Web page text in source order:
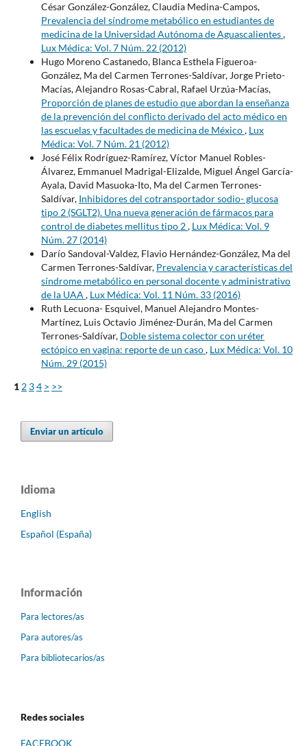
César González-González, Claudia Medina-Campos,
Prevalencia del síndrome metabólico en estudiantes de
medicina de la Universidad Autónoma de Aguascalientes,
Lux Médica: Vol. 7 Núm. 22 (2012)
Hugo Moreno Castanedo, Blanca Esthela Figueroa-
González, Ma del Carmen Terrones-Saldívar, Jorge Prieto-
Macías, Alejandro Rosas-Cabral, Rafael Urzúa-Macías,
Proporción de planes de estudio que abordan la enseñanza
de la prevención del conflicto derivado del acto médico en
las escuelas y facultades de medicina de México, Lux
Médica: Vol. 7 Núm. 21 (2012)
José Félix Rodríguez-Ramírez, Víctor Manuel Robles-
Álvarez, Emmanuel Madrigal-Elizalde, Miguel Ángel García-
Ayala, David Masuoka-Ito, Ma del Carmen Terrones-
Saldívar, Inhibidores del cotransportador sodio- glucosa
tipo 2 (SGLT2). Una nueva generación de fármacos para
control de diabetes mellitus tipo 2, Lux Médica: Vol. 9
Núm. 27 (2014)
Darío Sandoval-Valdez, Flavio Hernández-González, Ma del
Carmen Terrones-Saldívar, Prevalencia y características del
síndrome metabólico en personal docente y administrativo
de la UAA , Lux Médica: Vol. 11 Núm. 33 (2016)
Ruth Lecuona- Esquivel, Manuel Alejandro Montes-
Martínez, Luis Octavio Jiménez-Durán, Ma del Carmen
Terrones-Saldívar, Doble sistema colector con uréter
ectópico en vagina: reporte de un caso, Lux Médica: Vol. 10
Núm. 29 (2015)
1 2 34 > >>
Enviar un artículo
Idioma
English
Español (España)
Información
Para lectores/as
Para autores/as
Para bibliotecarios/as
Redes sociales
FACEBOOK